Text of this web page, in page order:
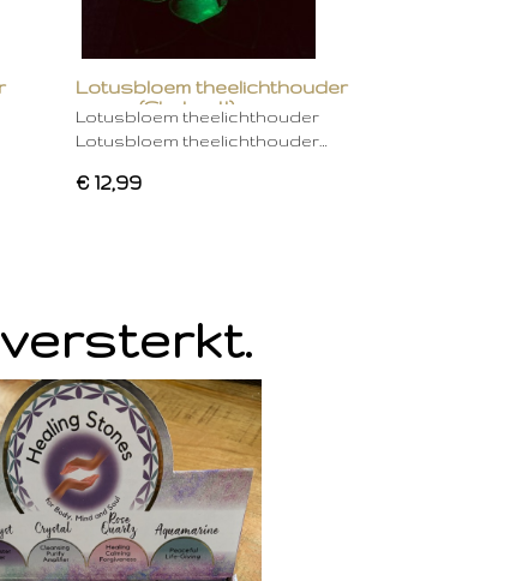
Lotusbloem theelichthouder
groen (Chakra 4)
Lotusbloem theelichthouder
Lotusbloem theelichthouder…
€ 12,99